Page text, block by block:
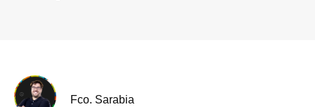
Fco. Sarabia